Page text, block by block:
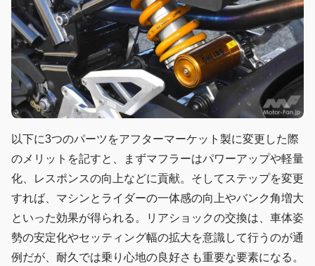
以下に3つのパーツをアフターマーケット製に変更した際
のメリットを記すと、まずマフラーはパワーアップや軽量
化、レスポンスの向上などに貢献。そしてステップを変更
すれば、マシンとライダーの一体感の向上やバンク角増大
といった効果が得られる。リアショックの交換は、車体姿
勢の安定化やセッティング幅の拡大を意識して行うのが通
例だが、耐久では乗り心地の良好さも重要な要素になる。